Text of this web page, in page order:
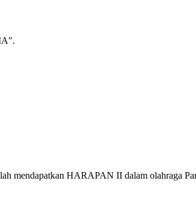
mendapatkan HARAPAN II dalam olahraga